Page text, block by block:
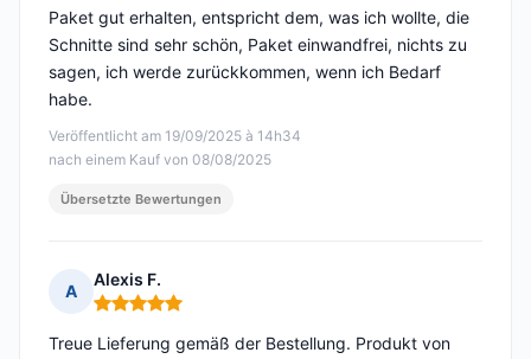
Veröffentlicht am 19/09/2025 à 14h34
nach einem Kauf von 08/08/2025
Paket gut erhalten, entspricht dem, was ich wollte, die
Schnitte sind sehr schön, Paket einwandfrei, nichts zu
sagen, ich werde zurückkommen, wenn ich Bedarf
habe.
Übersetzte Bewertungen
A
Alexis F.
Hinweis: 5 von 5
Treue Lieferung gemäß der Bestellung. Produkt von